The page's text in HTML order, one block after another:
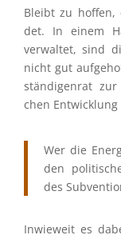
Bleibt zu hoffen,
det. In einem
verwal­tet, sind
nicht gut
stän­di­gen­rat
chen Entwick­lung
Wer die
den
des
Inwie­weit es